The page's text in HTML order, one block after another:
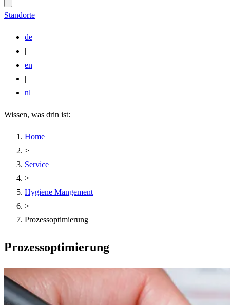
Standorte
de
|
en
|
nl
Wissen, was drin ist:
Home
>
Service
>
Hygiene Mangement
>
Prozessoptimierung
Prozessoptimierung